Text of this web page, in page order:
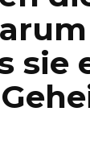
sie